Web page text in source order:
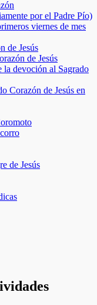
por el Padre Pío)
viernes de mes
de Jesús
de Jesús
la devoción al Sagrado
Corazón de Jesús en
de Jesús